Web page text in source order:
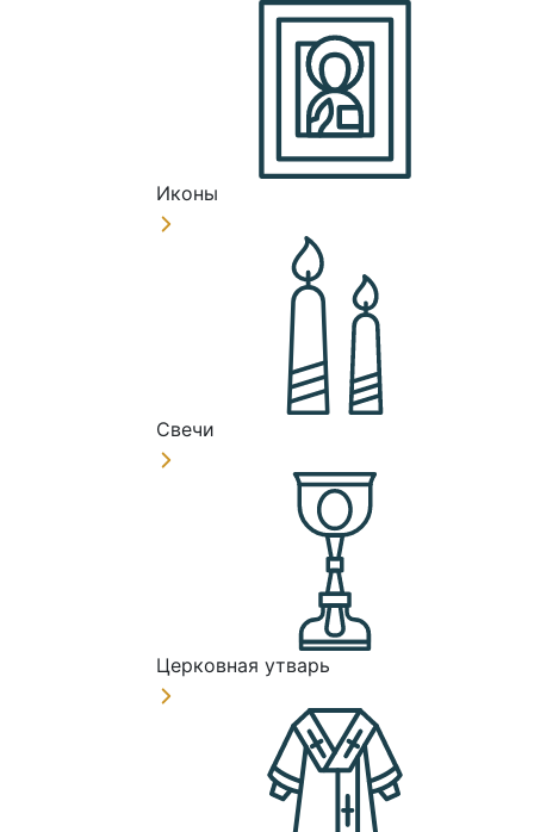
Иконы
Свечи
Церковная утварь